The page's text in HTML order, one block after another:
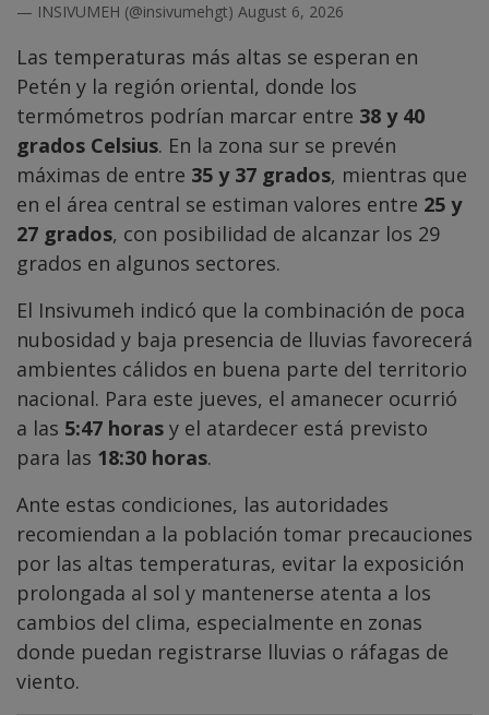
— INSIVUMEH (@insivumehgt) August 6, 2026
Las temperaturas más altas se esperan en
Petén y la región oriental, donde los
termómetros podrían marcar entre 38 y 40
grados Celsius. En la zona sur se prevén
máximas de entre 35 y 37 grados, mientras que
en el área central se estiman valores entre 25 y
27 grados, con posibilidad de alcanzar los 29
grados en algunos sectores.
El Insivumeh indicó que la combinación de poca
nubosidad y baja presencia de lluvias favorecerá
ambientes cálidos en buena parte del territorio
nacional. Para este jueves, el amanecer ocurrió
a las 5:47 horas y el atardecer está previsto
para las 18:30 horas.
Ante estas condiciones, las autoridades
recomiendan a la población tomar precauciones
por las altas temperaturas, evitar la exposición
prolongada al sol y mantenerse atenta a los
cambios del clima, especialmente en zonas
donde puedan registrarse lluvias o ráfagas de
viento.